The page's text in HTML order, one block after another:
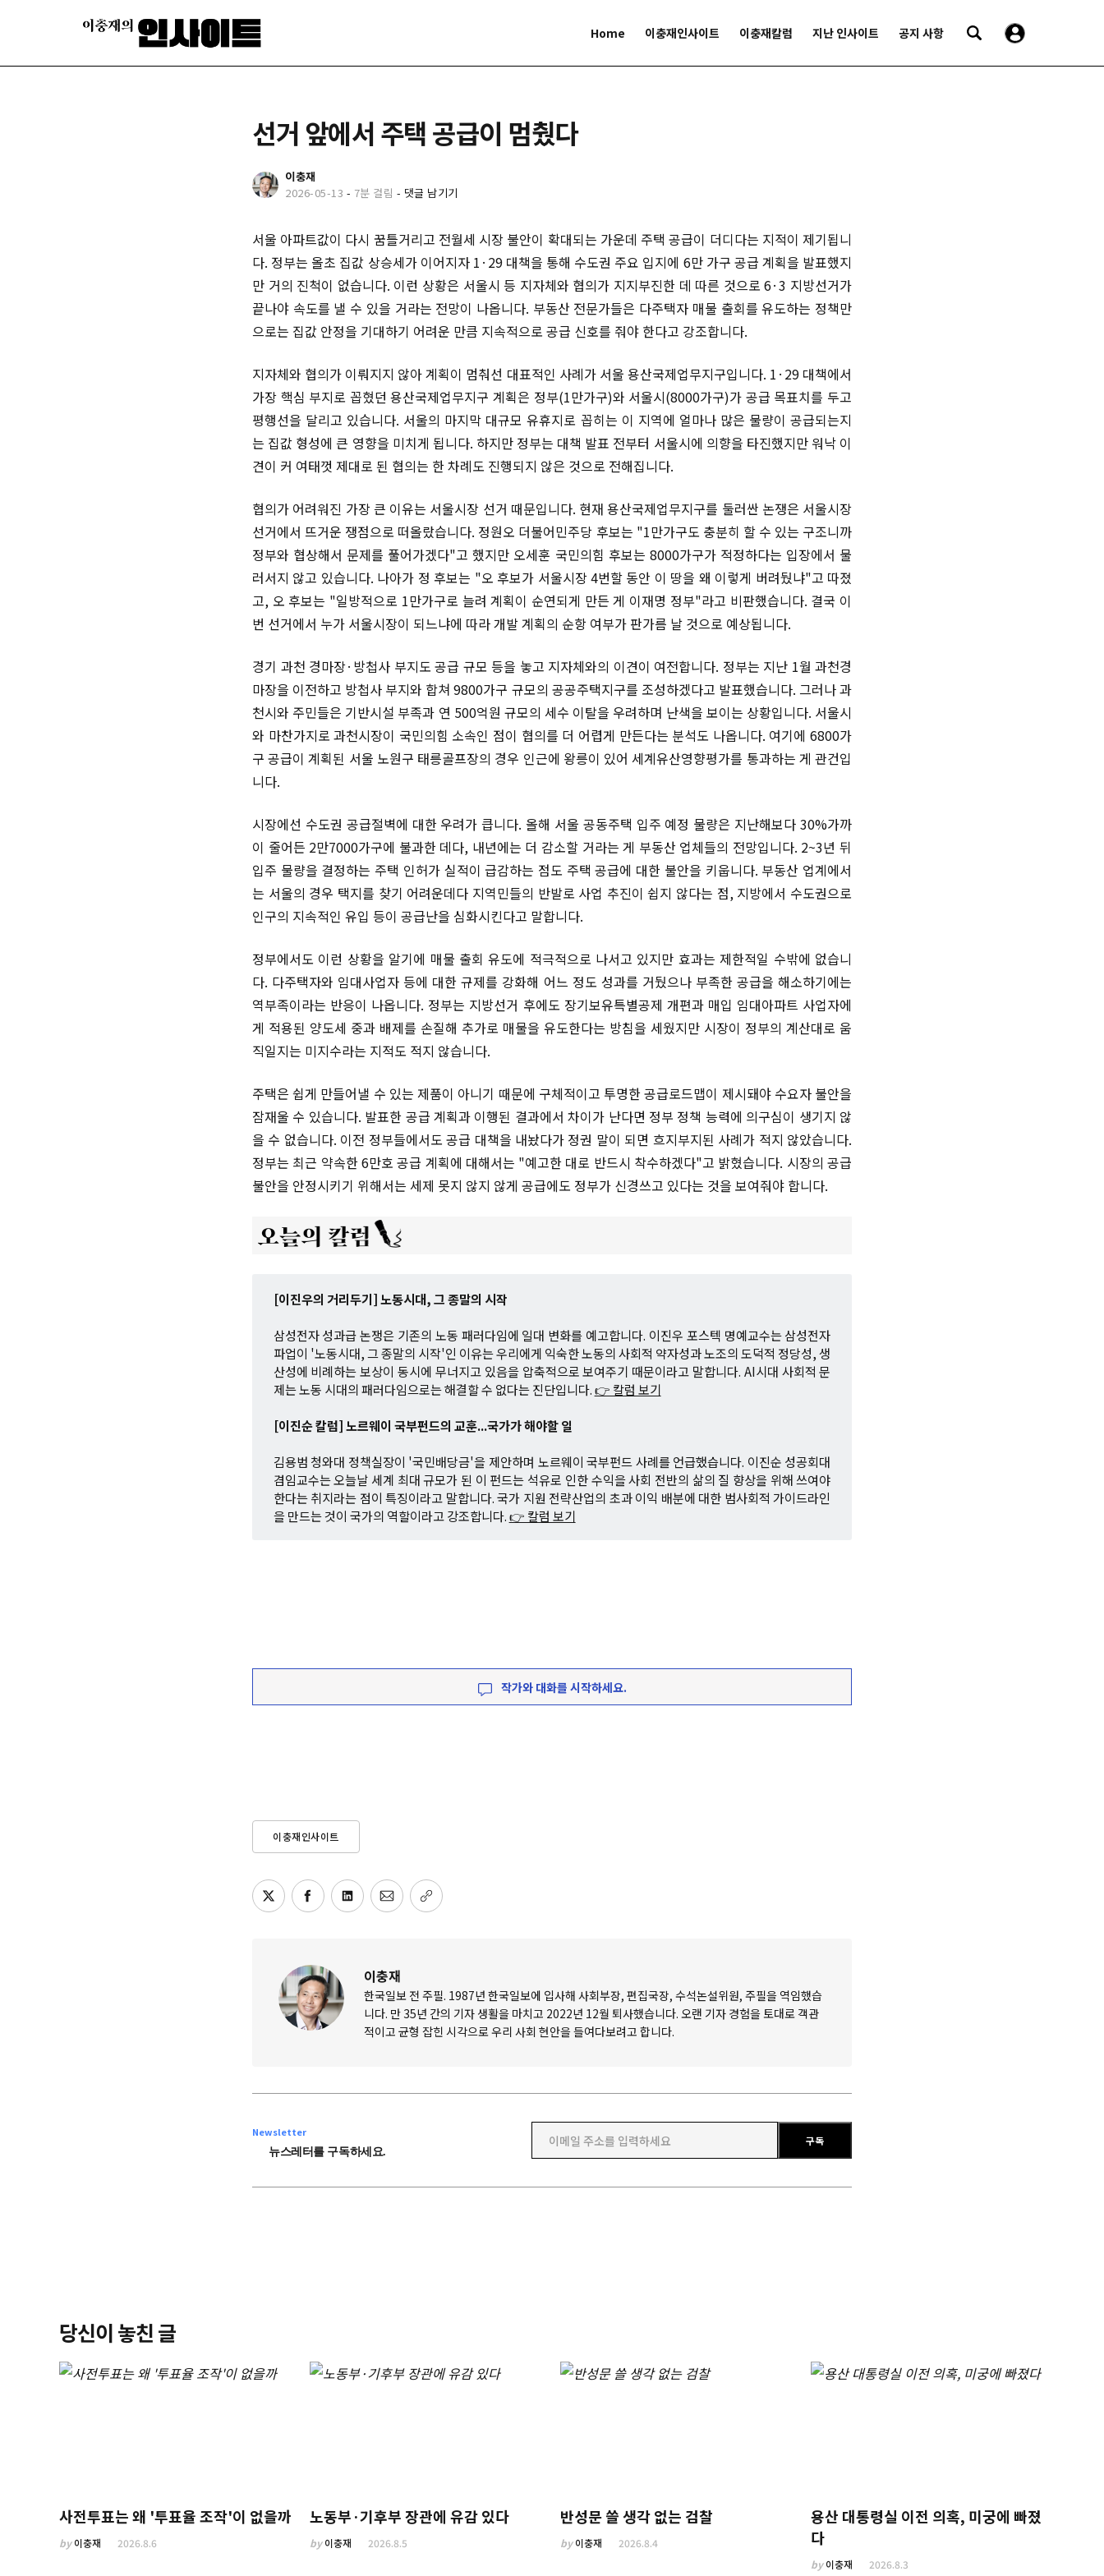
Home 이충재인사이트 이충재칼럼 지난 인사이트 공지 사항
선거 앞에서 주택 공급이 멈췄다
이충재
2026-05-13 - 7분 걸림 - 댓글 남기기
서울 아파트값이 다시 꿈틀거리고 전월세 시장 불안이 확대되는 가운데 주택 공급이 더디다는 지적이 제기됩니
다. 정부는 올초 집값 상승세가 이어지자 1·29 대책을 통해 수도권 주요 입지에 6만 가구 공급 계획을 발표했지
만 거의 진척이 없습니다. 이런 상황은 서울시 등 지자체와 협의가 지지부진한 데 따른 것으로 6·3 지방선거가
끝나야 속도를 낼 수 있을 거라는 전망이 나옵니다. 부동산 전문가들은 다주택자 매물 출회를 유도하는 정책만
으로는 집값 안정을 기대하기 어려운 만큼 지속적으로 공급 신호를 줘야 한다고 강조합니다.
지자체와 협의가 이뤄지지 않아 계획이 멈춰선 대표적인 사례가 서울 용산국제업무지구입니다. 1·29 대책에서
가장 핵심 부지로 꼽혔던 용산국제업무지구 계획은 정부(1만가구)와 서울시(8000가구)가 공급 목표치를 두고
평행선을 달리고 있습니다. 서울의 마지막 대규모 유휴지로 꼽히는 이 지역에 얼마나 많은 물량이 공급되는지
는 집값 형성에 큰 영향을 미치게 됩니다. 하지만 정부는 대책 발표 전부터 서울시에 의향을 타진했지만 워낙 이
견이 커 여태껏 제대로 된 협의는 한 차례도 진행되지 않은 것으로 전해집니다.
협의가 어려워진 가장 큰 이유는 서울시장 선거 때문입니다. 현재 용산국제업무지구를 둘러싼 논쟁은 서울시장
선거에서 뜨거운 쟁점으로 떠올랐습니다. 정원오 더불어민주당 후보는 "1만가구도 충분히 할 수 있는 구조니까
정부와 협상해서 문제를 풀어가겠다"고 했지만 오세훈 국민의힘 후보는 8000가구가 적정하다는 입장에서 물
러서지 않고 있습니다. 나아가 정 후보는 "오 후보가 서울시장 4번할 동안 이 땅을 왜 이렇게 버려뒀냐"고 따졌
고, 오 후보는 "일방적으로 1만가구로 늘려 계획이 순연되게 만든 게 이재명 정부"라고 비판했습니다. 결국 이
번 선거에서 누가 서울시장이 되느냐에 따라 개발 계획의 순항 여부가 판가름 날 것으로 예상됩니다.
경기 과천 경마장·방첩사 부지도 공급 규모 등을 놓고 지자체와의 이견이 여전합니다. 정부는 지난 1월 과천경
마장을 이전하고 방첩사 부지와 합쳐 9800가구 규모의 공공주택지구를 조성하겠다고 발표했습니다. 그러나 과
천시와 주민들은 기반시설 부족과 연 500억원 규모의 세수 이탈을 우려하며 난색을 보이는 상황입니다. 서울시
와 마찬가지로 과천시장이 국민의힘 소속인 점이 협의를 더 어렵게 만든다는 분석도 나옵니다. 여기에 6800가
구 공급이 계획된 서울 노원구 태릉골프장의 경우 인근에 왕릉이 있어 세계유산영향평가를 통과하는 게 관건입
니다.
시장에선 수도권 공급절벽에 대한 우려가 큽니다. 올해 서울 공동주택 입주 예정 물량은 지난해보다 30%가까
이 줄어든 2만7000가구에 불과한 데다, 내년에는 더 감소할 거라는 게 부동산 업체들의 전망입니다. 2~3년 뒤
입주 물량을 결정하는 주택 인허가 실적이 급감하는 점도 주택 공급에 대한 불안을 키웁니다. 부동산 업계에서
는 서울의 경우 택지를 찾기 어려운데다 지역민들의 반발로 사업 추진이 쉽지 않다는 점, 지방에서 수도권으로
인구의 지속적인 유입 등이 공급난을 심화시킨다고 말합니다.
정부에서도 이런 상황을 알기에 매물 출회 유도에 적극적으로 나서고 있지만 효과는 제한적일 수밖에 없습니
다. 다주택자와 임대사업자 등에 대한 규제를 강화해 어느 정도 성과를 거뒀으나 부족한 공급을 해소하기에는
역부족이라는 반응이 나옵니다. 정부는 지방선거 후에도 장기보유특별공제 개편과 매입 임대아파트 사업자에
게 적용된 양도세 중과 배제를 손질해 추가로 매물을 유도한다는 방침을 세웠지만 시장이 정부의 계산대로 움
직일지는 미지수라는 지적도 적지 않습니다.
주택은 쉽게 만들어낼 수 있는 제품이 아니기 때문에 구체적이고 투명한 공급로드맵이 제시돼야 수요자 불안을
잠재울 수 있습니다. 발표한 공급 계획과 이행된 결과에서 차이가 난다면 정부 정책 능력에 의구심이 생기지 않
을 수 없습니다. 이전 정부들에서도 공급 대책을 내놨다가 정권 말이 되면 흐지부지된 사례가 적지 않았습니다.
정부는 최근 약속한 6만호 공급 계획에 대해서는 "예고한 대로 반드시 착수하겠다"고 밝혔습니다. 시장의 공급
불안을 안정시키기 위해서는 세제 못지 않지 않게 공급에도 정부가 신경쓰고 있다는 것을 보여줘야 합니다.
[이진우의 거리두기] 노동시대, 그 종말의 시작
삼성전자 성과급 논쟁은 기존의 노동 패러다임에 일대 변화를 예고합니다. 이진우 포스텍 명예교수는 삼성전자
파업이 '노동시대, 그 종말의 시작'인 이유는 우리에게 익숙한 노동의 사회적 약자성과 노조의 도덕적 정당성, 생
산성에 비례하는 보상이 동시에 무너지고 있음을 압축적으로 보여주기 때문이라고 말합니다. AI시대 사회적 문
제는 노동 시대의 패러다임으로는 해결할 수 없다는 진단입니다.👉 칼럼 보기
[이진순 칼럼] 노르웨이 국부펀드의 교훈...국가가 해야할 일
김용범 청와대 정책실장이 '국민배당금'을 제안하며 노르웨이 국부펀드 사례를 언급했습니다. 이진순 성공회대
겸임교수는 오늘날 세계 최대 규모가 된 이 펀드는 석유로 인한 수익을 사회 전반의 삶의 질 향상을 위해 쓰여야
한다는 취지라는 점이 특징이라고 말합니다. 국가 지원 전략산업의 초과 이익 배분에 대한 범사회적 가이드라인
을 만드는 것이 국가의 역할이라고 강조합니다.👉 칼럼 보기
작가와 대화를 시작하세요.
이충재인사이트
이충재
한국일보 전 주필. 1987년 한국일보에 입사해 사회부장, 편집국장, 수석논설위원, 주필을 역임했습
니다. 만 35년 간의 기자 생활을 마치고 2022년 12월 퇴사했습니다. 오랜 기자 경험을 토대로 객관
적이고 균형 잡힌 시각으로 우리 사회 현안을 들여다보려고 합니다.
Newsletter
뉴스레터를 구독하세요. 이메일 주소를 입력하세요
구독
당신이 놓친 글
사전투표는 왜 '투표율 조작'이 없을까
by이충재 2026.8.6
노동부·기후부 장관에 유감 있다
by이충재 2026.8.5
반성문 쓸 생각 없는 검찰
by이충재 2026.8.4
용산 대통령실 이전 의혹, 미궁에 빠졌
다
by이충재 2026.8.3